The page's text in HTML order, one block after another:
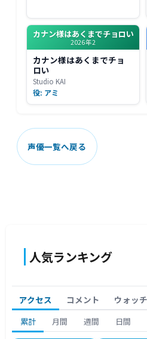
カナン様はあくまでチョロい
2026年2
カナン様はあくまでチョ
ロい
Studio KAI
役: アミ
声優一覧へ戻る
人気ランキング
アクセス コメント ウォッ
累計 月間 週間 日間